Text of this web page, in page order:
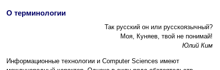
О терминологии
Так русский он или русскоязычный?
Моя, Куняев, твой не понимай!
Юлий Ким
Информационные технологии и Computer Sciences имеют